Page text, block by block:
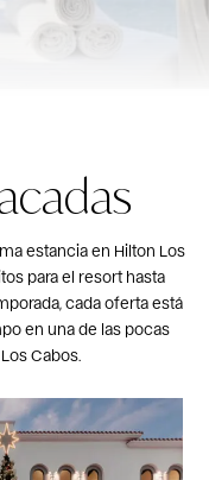
estancia en Hilton Los
para el resort hasta
cada oferta está
en una de las pocas
Cabos.